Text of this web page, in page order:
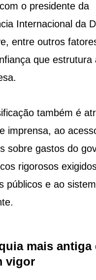
o presidente da
Internacional da
entre outros
que estrutura
também é
imprensa, ao
sobre gastos do
rigorosos
públicos e ao
mais antiga
vigor